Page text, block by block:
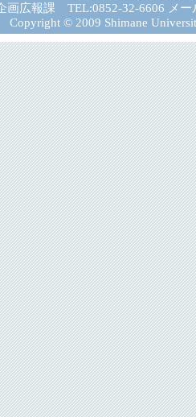
画広報課 TEL:0852-32-6606 メー
Copyright © 2009 Shimane